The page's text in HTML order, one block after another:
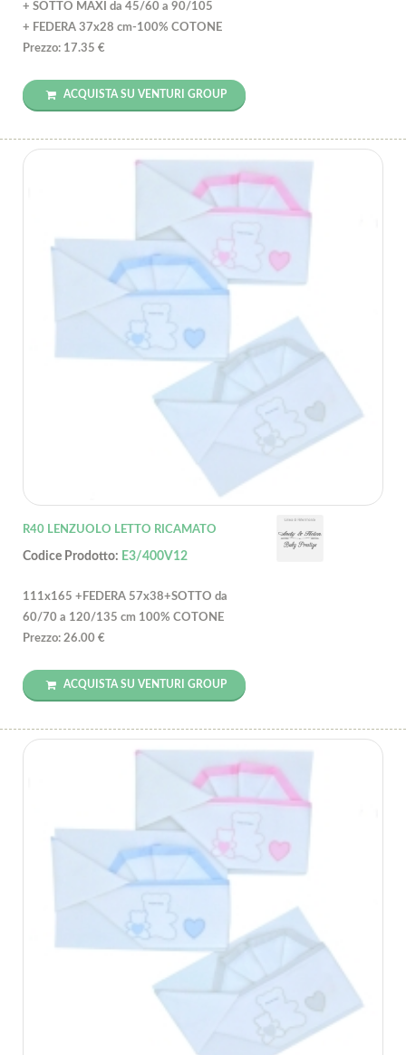
+ SOTTO MAXI da 45/60 a 90/105
+ FEDERA 37x28 cm-100% COTONE
Prezzo: 17.35 €
ACQUISTA SU VENTURI GROUP
R40 LENZUOLO LETTO RICAMATO
Codice Prodotto: E3/400V12
111x165 +FEDERA 57x38+SOTTO da
60/70 a 120/135 cm 100% COTONE
Prezzo: 26.00 €
ACQUISTA SU VENTURI GROUP